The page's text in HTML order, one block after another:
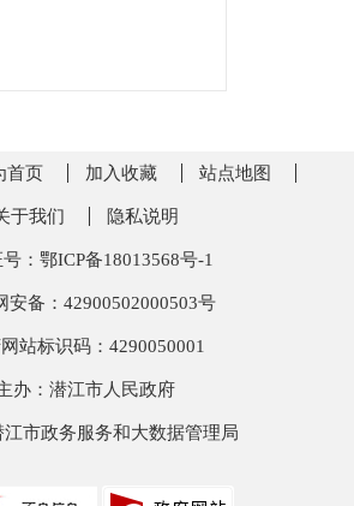
首页 加入收藏 站点地图
于我们 隐私说明
号：鄂ICP备18013568号-1
安备：42900502000503号
站标识码：4290050001
办：潜江市人民政府
江市政务服务和大数据管理局